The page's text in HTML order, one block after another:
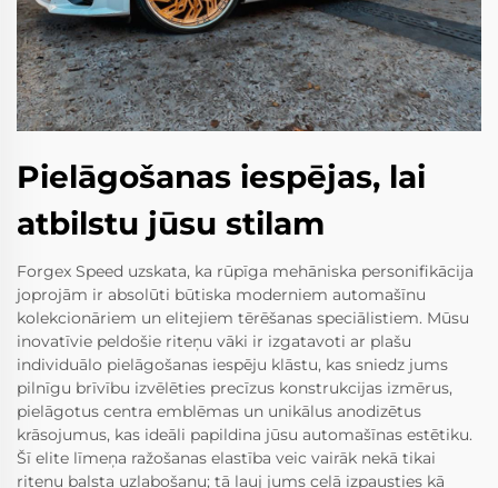
Pielāgošanas iespējas, lai
atbilstu jūsu stilam
Forgex Speed uzskata, ka rūpīga mehāniska personifikācija
joprojām ir absolūti būtiska moderniem automašīnu
kolekcionāriem un elitejiem tērēšanas speciālistiem. Mūsu
inovatīvie peldošie riteņu vāki ir izgatavoti ar plašu
individuālo pielāgošanas iespēju klāstu, kas sniedz jums
pilnīgu brīvību izvēlēties precīzus konstrukcijas izmērus,
pielāgotus centra emblēmas un unikālus anodizētus
krāsojumus, kas ideāli papildina jūsu automašīnas estētiku.
Šī elite līmeņa ražošanas elastība veic vairāk nekā tikai
riteņu balsta uzlabošanu; tā ļauj jums ceļā izpausties kā